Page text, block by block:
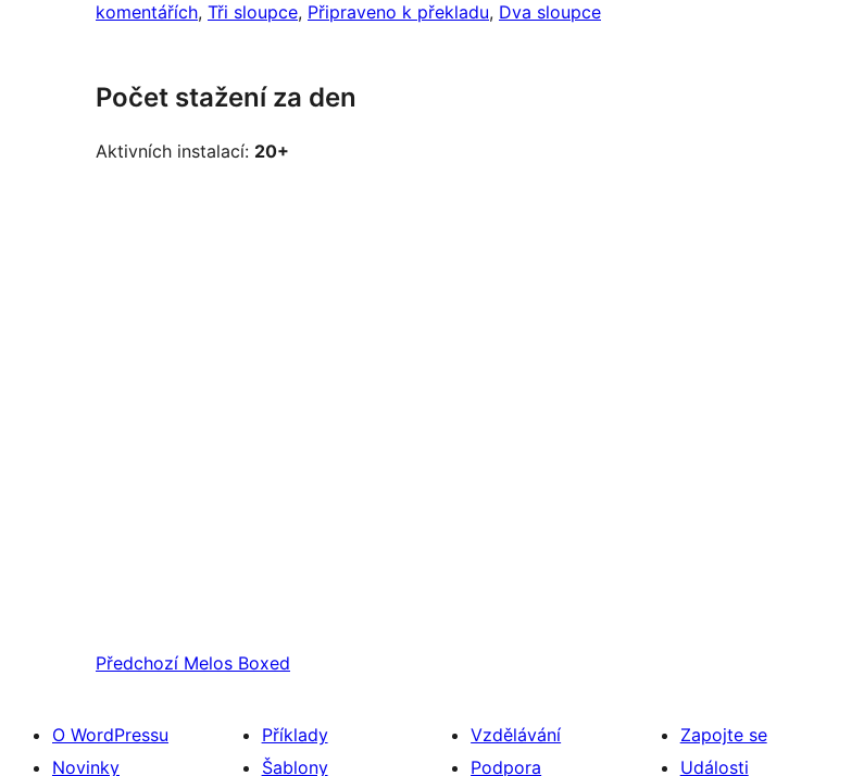
komentářích, Tři sloupce, Připraveno k překladu, Dva sloupce
Počet stažení za den
Aktivních instalací: 20+
Předchozí Melos Boxed
O WordPressu
Novinky
Příklady
Šablony
Vzdělávání
Podpora
Zapojte se
Události